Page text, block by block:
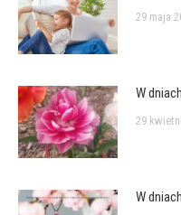
29 maja
W
29
W